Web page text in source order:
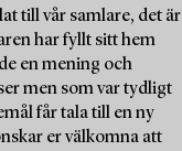
till vår samlare, det är
har fyllt sitt hem
en mening och
men som var tydligt
får tala till en ny
er välkomna att